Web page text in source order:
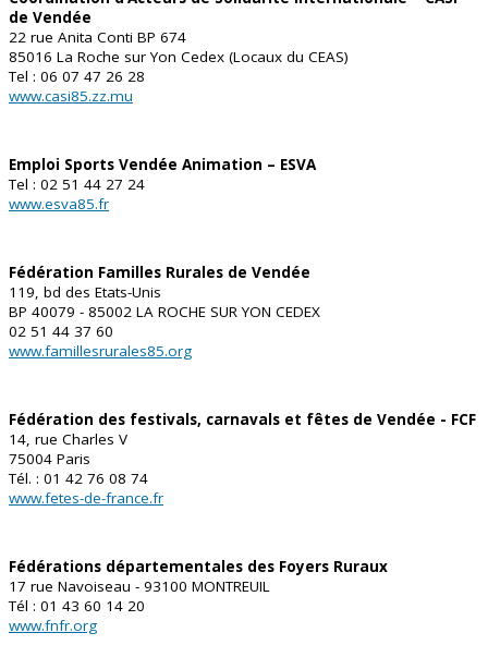
de Vendée
22 rue Anita Conti BP 674
85016 La Roche sur Yon Cedex (Locaux du CEAS)
Tel : 06 07 47 26 28
www.casi85.zz.mu
Emploi Sports Vendée Animation – ESVA
Tel : 02 51 44 27 24
www.esva85.fr
Fédération Familles Rurales de Vendée
119, bd des Etats-Unis
BP 40079 - 85002 LA ROCHE SUR YON CEDEX
02 51 44 37 60
www.famillesrurales85.org
Fédération des festivals, carnavals et fêtes de Vendée - FCF
14, rue Charles V
75004 Paris
Tél. : 01 42 76 08 74
www.fetes-de-france.fr
Fédérations départementales des Foyers Ruraux
17 rue Navoiseau - 93100 MONTREUIL
Tél : 01 43 60 14 20
www.fnfr.org